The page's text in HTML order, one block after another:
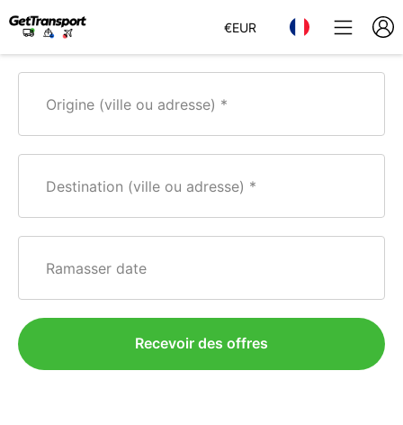
€EUR
Origine (ville ou adresse)
Destination (ville ou adresse)
Ramasser date
Recevoir des offres